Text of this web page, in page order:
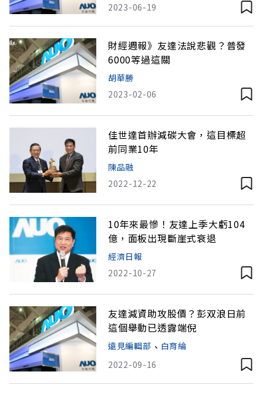
2023-06-19
財經週報》友達法說悲觀？普發
6000等過這關
胡華勝
2023-02-06
佳世達首辦減碳大會，這目標超
前同業10年
陳品融
2022-12-22
10年來最慘！友達上季大虧104
億，面板出現斷崖式衰退
經濟日報
2022-10-27
友達減資助攻股價？彭双浪日前
這個舉動已透露端倪
遠見編輯部 、 白育綸
2022-09-16